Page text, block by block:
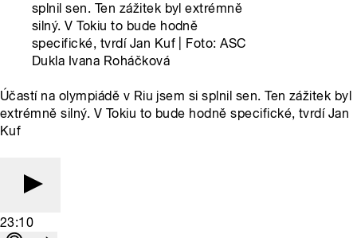
splnil sen. Ten zážitek byl extrémně
silný. V Tokiu to bude hodně
specifické, tvrdí Jan Kuf | Foto: ASC
Dukla Ivana Roháčková
Účastí na olympiádě v Riu jsem si splnil sen. Ten zážitek byl
extrémně silný. V Tokiu to bude hodně specifické, tvrdí Jan
Kuf
23:10